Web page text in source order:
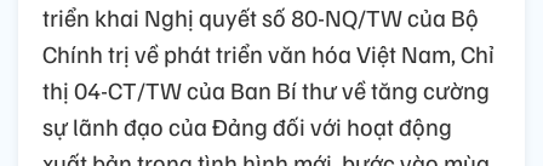
triển khai Nghị quyết số 80-NQ/TW của Bộ
Chính trị về phát triển văn hóa Việt Nam, Chỉ
thị 04-CT/TW của Ban Bí thư về tăng cường
sự lãnh đạo của Đảng đối với hoạt động